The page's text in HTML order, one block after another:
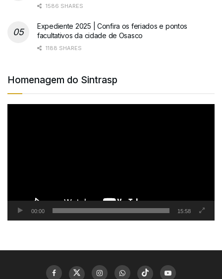
1586 SHARES
Expediente 2025 | Confira os feriados e pontos
facultativos da cidade de Osasco
1188 SHARES
Homenagem do Sintrasp
00:00 15:58